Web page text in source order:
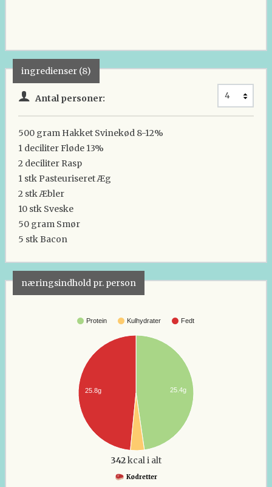
ingredienser (8)
Antal personer:
500 gram Hakket Svinekød 8-12%
1 deciliterFløde 13%
2 deciliter Rasp
1 stkPasteuriseret Æg
2 stkÆbler
10 stk Sveske
50 gram Smør
5 stkBacon
næringsindhold pr. person
Protein Kulhydrater Fedt
25.4g
25.8g
342kcal i alt
Kødretter